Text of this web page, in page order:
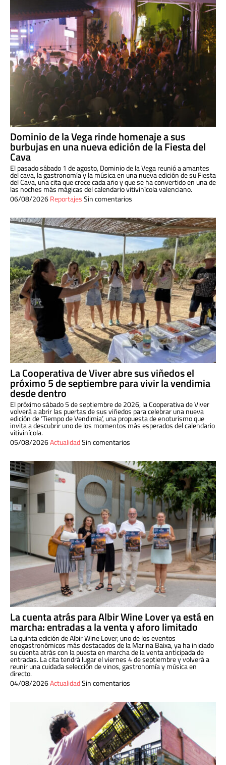
Dominio de la Vega rinde homenaje a sus
burbujas en una nueva edición de la Fiesta del
Cava
El pasado sábado 1 de agosto, Dominio de la Vega reunió a amantes
del cava, la gastronomía y la música en una nueva edición de su Fiesta
del Cava, una cita que crece cada año y que se ha convertido en una de
las noches más mágicas del calendario vitivinícola valenciano.
06/08/2026ReportajesSin comentarios
La Cooperativa de Viver abre sus viñedos el
próximo 5 de septiembre para vivir la vendimia
desde dentro
El próximo sábado 5 de septiembre de 2026, la Cooperativa de Viver
volverá a abrir las puertas de sus viñedos para celebrar una nueva
edición de ‘Tiempo de Vendimia’, una propuesta de enoturismo que
invita a descubrir uno de los momentos más esperados del calendario
vitivinícola.
05/08/2026ActualidadSin comentarios
La cuenta atrás para Albir Wine Lover ya está en
marcha: entradas a la venta y aforo limitado
La quinta edición de Albir Wine Lover, uno de los eventos
enogastronómicos más destacados de la Marina Baixa, ya ha iniciado
su cuenta atrás con la puesta en marcha de la venta anticipada de
entradas. La cita tendrá lugar el viernes 4 de septiembre y volverá a
reunir una cuidada selección de vinos, gastronomía y música en
directo.
04/08/2026ActualidadSin comentarios